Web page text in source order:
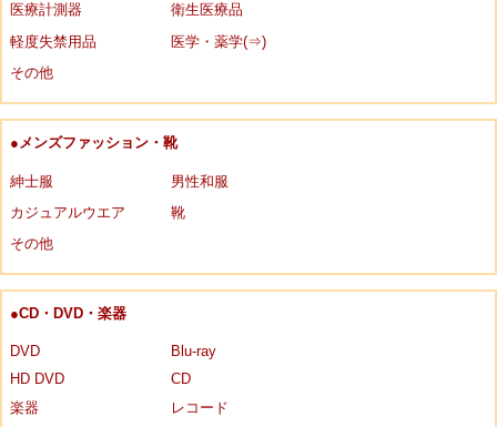
医療計測器
衛生医療品
軽度失禁用品
医学・薬学(⇒)
その他
●メンズファッション・靴
紳士服
男性和服
カジュアルウエア
靴
その他
●CD・DVD・楽器
DVD
Blu-ray
HD DVD
CD
楽器
レコード